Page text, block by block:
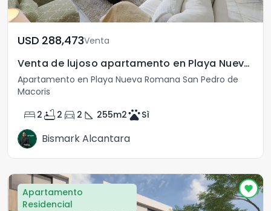
USD	288,473Venta
Venta de lujoso apartamento en Playa Nueva Romana
Apartamento en Playa Nueva Romana San Pedro de
Macoris
bed 2 bathtub 2 directions_car 2 square_foot 255m2petsSì
Bismark Alcantara
Apartamento
Residencial